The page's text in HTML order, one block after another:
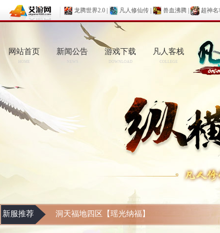
龙腾世界2.0 凡人修仙传 兽血沸腾 超神名
网站首页
HOME
新闻公告
NEWS
游戏下载
DOWNLOAD
凡人客栈
COLLEGE
新服推荐 洞天福地四区【瑶光纳福】